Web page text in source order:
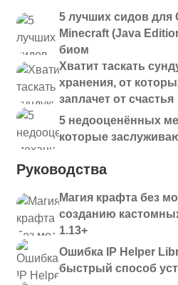
5 лучших сидов
Minecraft (Java
биом
Хватит таскать
хранения, от
заплачет от счастья
5 недооценённых
которые
Руководства
Магия крафта без
созданию
1.13+
Ошибка IP Helper
быстрый способ